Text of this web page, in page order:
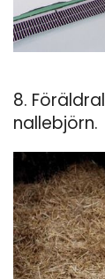
8.
nallebjörn.